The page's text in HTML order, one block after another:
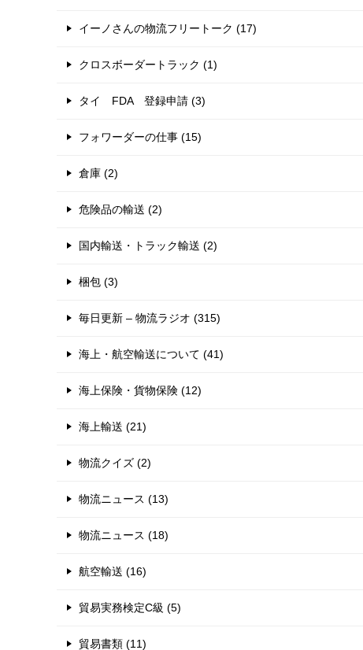
イーノさんの物流フリートーク (17)
クロスボーダートラック (1)
タイ FDA 登録申請 (3)
フォワーダーの仕事 (15)
倉庫 (2)
危険品の輸送 (2)
国内輸送・トラック輸送 (2)
梱包 (3)
毎日更新 – 物流ラジオ (315)
海上・航空輸送について (41)
海上保険・貨物保険 (12)
海上輸送 (21)
物流クイズ (2)
物流ニュース (13)
物流ニュース (18)
航空輸送 (16)
貿易実務検定C級 (5)
貿易書類 (11)